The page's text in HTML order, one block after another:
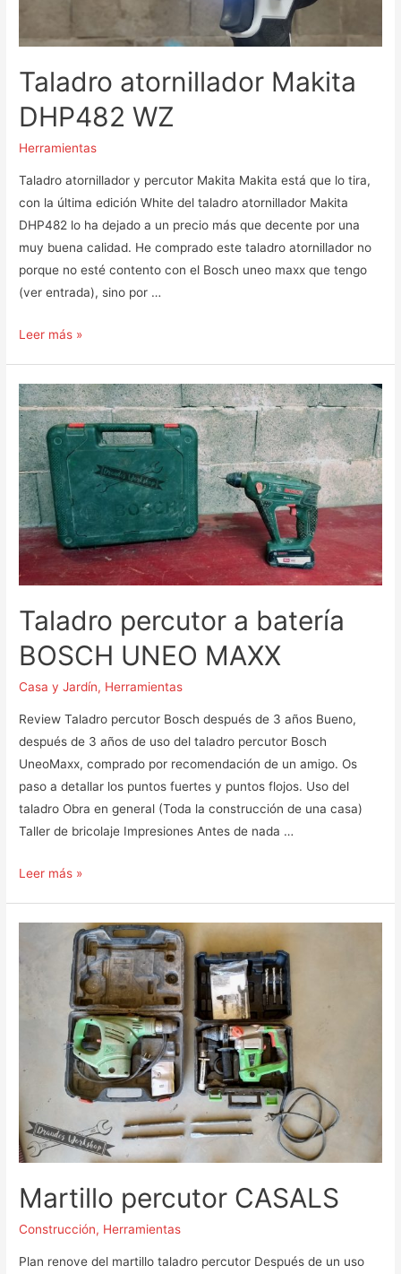
Taladro atornillador Makita
DHP482 WZ
Herramientas
Taladro atornillador y percutor Makita Makita está que lo tira,
con la última edición White del taladro atornillador Makita
DHP482 lo ha dejado a un precio más que decente por una
muy buena calidad. He comprado este taladro atornillador no
porque no esté contento con el Bosch uneo maxx que tengo
(ver entrada), sino por …
Taladro
DHP482
WZ
Leer más »
Taladro percutor a batería
BOSCH UNEO MAXX
Casa y Jardín, Herramientas
Review Taladro percutor Bosch después de 3 años Bueno,
después de 3 años de uso del taladro percutor Bosch
UneoMaxx, comprado por recomendación de un amigo. Os
paso a detallar los puntos fuertes y puntos flojos. Uso del
taladro Obra en general (Toda la construcción de una casa)
Taller de bricolaje Impresiones Antes de nada …
Taladro
BOSCH
Leer más »
Martillo percutor CASALS
Construcción, Herramientas
Plan renove del martillo taladro percutor Después de un uso